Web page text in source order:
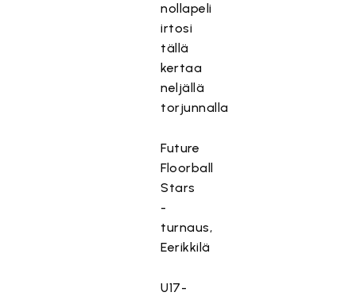
nollapeli
irtosi
tällä
kertaa
neljällä
torjunnalla
Future
Floorball
Stars
-
turnaus,
Eerikkilä
U17-